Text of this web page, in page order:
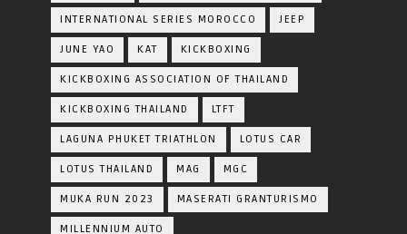
INTERNATIONAL SERIES MOROCCO JEEP
JUNE YAO KAT KICKBOXING
KICKBOXING ASSOCIATION OF THAILAND
KICKBOXING THAILAND LTFT
LAGUNA PHUKET TRIATHLON LOTUS CAR
LOTUS THAILAND MAG MGC
MUKA RUN 2023 MASERATI GRANTURISMO
MILLENNIUM AUTO